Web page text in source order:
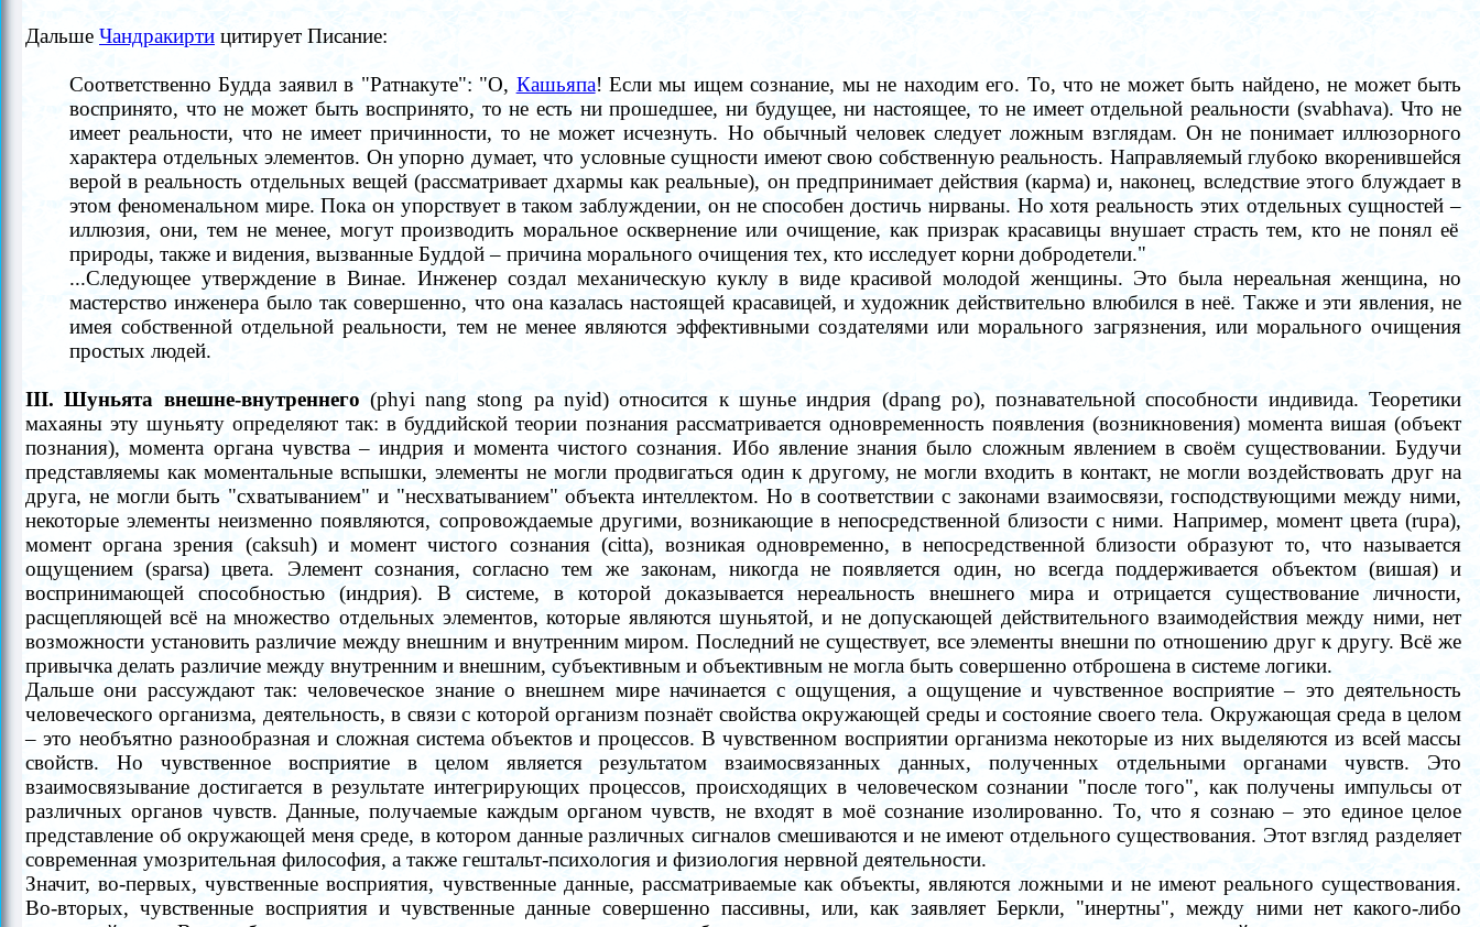
Дальше Чандракирти цитирует Писание:
Соответственно Будда заявил в "Ратнакуте": "О, Кашьяпа! Если мы ищем сознание, мы не находим его. То, что не может быть найдено, не может быть
воспринято, что не может быть воспринято, то не есть ни прошедшее, ни будущее, ни настоящее, то не имеет отдельной реальности (svabhava). Что не
имеет реальности, что не имеет причинности, то не может исчезнуть. Но обычный человек следует ложным взглядам. Он не понимает иллюзорного
характера отдельных элементов. Он упорно думает, что условные сущности имеют свою собственную реальность. Направляемый глубоко вкоренившейся
верой в реальность отдельных вещей (рассматривает дхармы как реальные), он предпринимает действия (карма) и, наконец, вследствие этого блуждает в
этом феноменальном мире. Пока он упорствует в таком заблуждении, он не способен достичь нирваны. Но хотя реальность этих отдельных сущностей–
иллюзия, они, тем не менее, могут производить моральное осквернение или очищение, как призрак красавицы внушает страсть тем, кто не понял её
природы, также и видения, вызванные Буддой– причина морального очищения тех, кто исследует корни добродетели."
...Следующее утверждение в Винае. Инженер создал механическую куклу в виде красивой молодой женщины. Это была нереальная женщина, но
мастерство инженера было так совершенно, что она казалась настоящей красавицей, и художник действительно влюбился в неё. Также и эти явления, не
имея собственной отдельной реальности, тем не менее являются эффективными создателями или морального загрязнения, или морального очищения
простых людей.
III. Шуньята внешне-внутреннего (phyi nang stong pa nyid) относится к шунье индрия (dpang ро), познавательной способности индивида. Теоретики
махаяны эту шуньяту определяют так: в буддийской теории познания рассматривается одновременность появления (возникновения) момента вишая (объект
познания), момента органа чувства– индрия и момента чистого сознания. Ибо явление знания было сложным явлением в своём существовании. Будучи
представляемы как моментальные вспышки, элементы не могли продвигаться один к другому, не могли входить в контакт, не могли воздействовать друг на
друга, не могли быть "схватыванием" и "несхватыванием" объекта интеллектом. Но в соответствии с законами взаимосвязи, господствующими между ними,
некоторые элементы неизменно появляются, сопровождаемые другими, возникающие в непосредственной близости с ними. Например, момент цвета (rupa),
момент органа зрения (caksuh) и момент чистого сознания (citta), возникая одновременно, в непосредственной близости образуют то, что называется
ощущением (sparsa) цвета. Элемент сознания, согласно тем же законам, никогда не появляется один, но всегда поддерживается объектом (вишая) и
воспринимающей способностью (индрия). В системе, в которой доказывается нереальность внешнего мира и отрицается существование личности,
расщепляющей всё на множество отдельных элементов, которые являются шуньятой, и не допускающей действительного взаимодействия между ними, нет
возможности установить различие между внешним и внутренним миром. Последний не существует, все элементы внешни по отношению друг к другу. Всё же
привычка делать различие между внутренним и внешним, субъективным и объективным не могла быть совершенно отброшена в системе логики.
Дальше они рассуждают так: человеческое знание о внешнем мире начинается с ощущения, а ощущение и чувственное восприятие– это деятельность
человеческого организма, деятельность, в связи с которой организм познаёт свойства окружающей среды и состояние своего тела. Окружающая среда в целом
– это необъятно разнообразная и сложная система объектов и процессов. В чувственном восприятии организма некоторые из них выделяются из всей массы
свойств. Но чувственное восприятие в целом является результатом взаимосвязанных данных, полученных отдельными органами чувств. Это
взаимосвязывание достигается в результате интегрирующих процессов, происходящих в человеческом сознании "после того", как получены импульсы от
различных органов чувств. Данные, получаемые каждым органом чувств, не входят в моё сознание изолированно. То, что я сознаю– это единое целое
представление об окружающей меня среде, в котором данные различных сигналов смешиваются и не имеют отдельного существования. Этот взгляд разделяет
современная умозрительная философия, а также гештальт-психология и физиология нервной деятельности.
Значит, во-первых, чувственные восприятия, чувственные данные, рассматриваемые как объекты, являются ложными и не имеют реального существования.
Во-вторых, чувственные восприятия и чувственные данные совершенно пассивны, или, как заявляет Беркли, "инертны", между ними нет какого-либо